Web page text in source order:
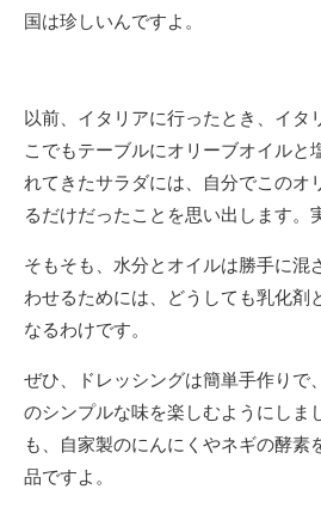
国は珍しいんですよ。
以前、イタリアに行ったとき、イタ
こでもテーブルにオリーブオイルと
れてきたサラダには、自分でこのオ
るだけだったことを思い出します。
そもそも、水分とオイルは勝手に混
わせるためには、どうしても乳化剤
なるわけです。
ぜひ、ドレッシングは簡単手作りで
のシンプルな味を楽しむようにしま
も、自家製のにんにくやネギの酵素
品ですよ。